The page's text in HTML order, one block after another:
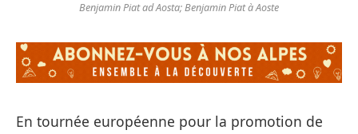
Benjamin Piat ad Aosta; Benjamin Piat à Aoste
En tournée européenne pour la promotion de